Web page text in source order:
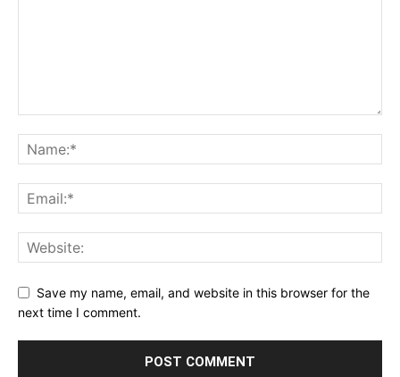
Save my name, email, and website in this browser for the
next time I comment.